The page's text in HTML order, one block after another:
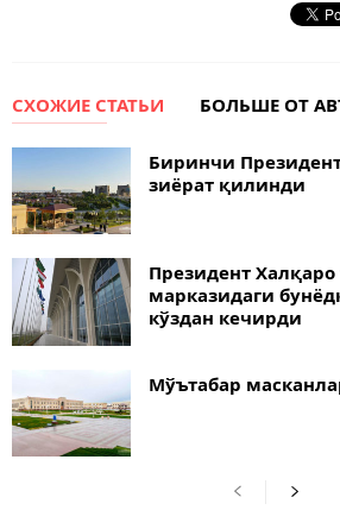
СХОЖИЕ СТАТЬИ БОЛЬШЕ ОТ
Биринчи
зиёрат қилинди
Президент
марказидаги
кўздан кечирди
Мўътабар